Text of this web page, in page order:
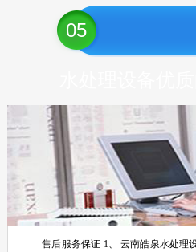
05
售后服务保证 1、 云南皓泉水处理